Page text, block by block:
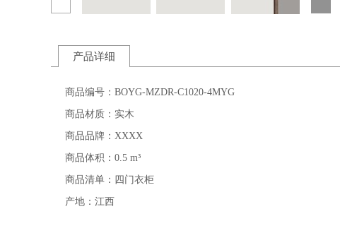
产品详细
商品编号：BOYG-MZDR-C1020-4MYG
商品材质：实木
商品品牌：XXXX
商品体积：0.5 m³
商品清单：四门衣柜
产地：江西